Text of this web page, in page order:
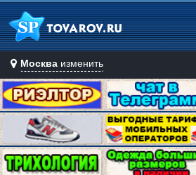
Москва изменить